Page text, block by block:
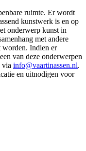
ruimte. Er wordt
kunstwerk is en op
onderwerp kunst in
met andere
worden. Indien er
van deze onderwerpen
via info@vaartinassen.nl.
en uitnodigen voor